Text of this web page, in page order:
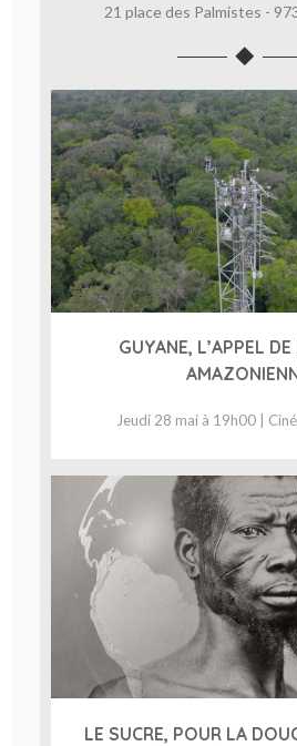
21 place des Palmistes -
GUYANE, L’APPEL
Jeudi 28 mai à 19h00 |
LE SUCRE, POUR LA